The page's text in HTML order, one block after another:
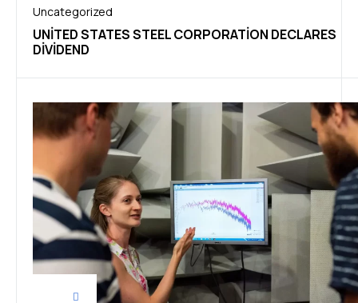
Uncategorized
UNITED STATES STEEL CORPORATION DECLARES
DIVIDEND